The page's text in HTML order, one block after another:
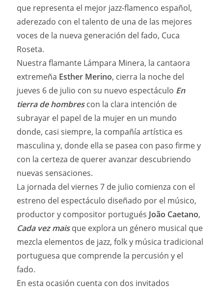
que representa el mejor jazz-flamenco español,
aderezado con el talento de una de las mejores
voces de la nueva generación del fado, Cuca
Roseta.
Nuestra flamante Lámpara Minera, la cantaora
extremeña Esther Merino, cierra la noche del
jueves 6 de julio con su nuevo espectáculo En
tierra de hombrescon la clara intención de
subrayar el papel de la mujer en un mundo
donde, casi siempre, la compañía artística es
masculina y, donde ella se pasea con paso firme y
con la certeza de querer avanzar descubriendo
nuevas sensaciones.
La jornada del viernes 7 de julio comienza con el
estreno del espectáculo diseñado por el músico,
productor y compositor portugués João Caetano,
Cada vez maisque explora un género musical que
mezcla elementos de jazz, folk y música tradicional
portuguesa que comprende la percusión y el
fado.
En esta ocasión cuenta con dos invitados